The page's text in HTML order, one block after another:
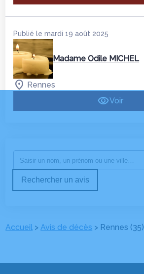
Publié le mardi 19 août 2025
Madame Odile MICHEL
Rennes
Voir
Rechercher un avis
Accueil >Avis de décès > Rennes (35)